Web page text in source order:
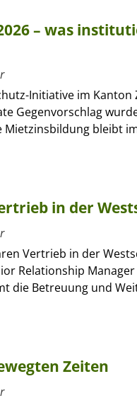
– was
Initiative im
Gegenvorschlag
bleibt
in der
Vertrieb in der
Relationship
die Betreuung und
Zeiten